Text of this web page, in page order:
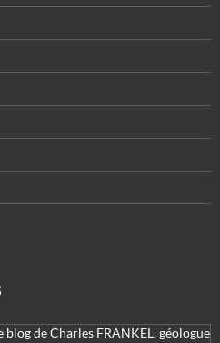
de Charles FRANKEL, géologue